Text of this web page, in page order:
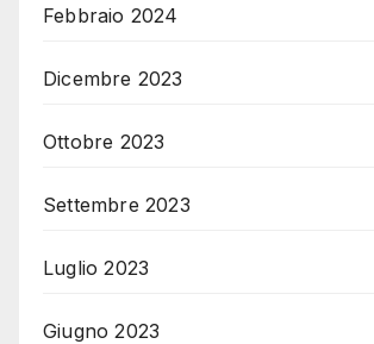
Febbraio 2024
Dicembre 2023
Ottobre 2023
Settembre 2023
Luglio 2023
Giugno 2023